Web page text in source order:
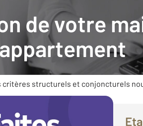
de votre
estimer son bien
bien nécessite des connaissances et
(commerces, transports),
critères structurels et conjoncturels